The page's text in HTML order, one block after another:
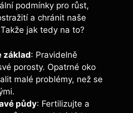
podmínky pro růst,
a chránit naše
jak tedy na to?
základ: Pravidelně
porosty. Opatrné oko
malé problémy, než se
půdy: Fertilizujte a